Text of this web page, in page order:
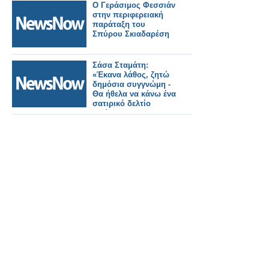
Ο Γεράσιμος Φεσσιάν
στην περιφερειακή
παράταξη του
Σπύρου Σκιαδαρέση
Σάσα Σταμάτη:
«Έκανα λάθος, ζητώ
δημόσια συγγνώμη -
Θα ήθελα να κάνω ένα
σατιρικό δελτίο
ειδήσεων